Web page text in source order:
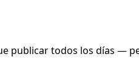
publicar todos los días —